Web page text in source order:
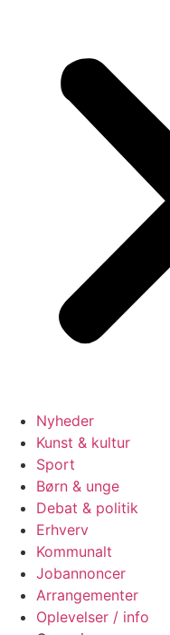
Nyheder
Kunst & kultur
Sport
Børn & unge
Debat & politik
Erhverv
Kommunalt
Jobannoncer
Arrangementer
Oplevelser / info